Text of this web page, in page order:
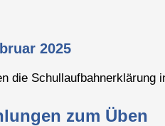
2025
die Schullaufbahnerklärung
zum Üben